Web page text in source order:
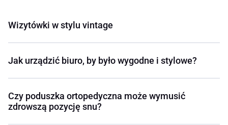
Wizytówki w stylu vintage
Jak urządzić biuro, by było wygodne i stylowe?
Czy poduszka ortopedyczna może wymusić
zdrowszą pozycję snu?